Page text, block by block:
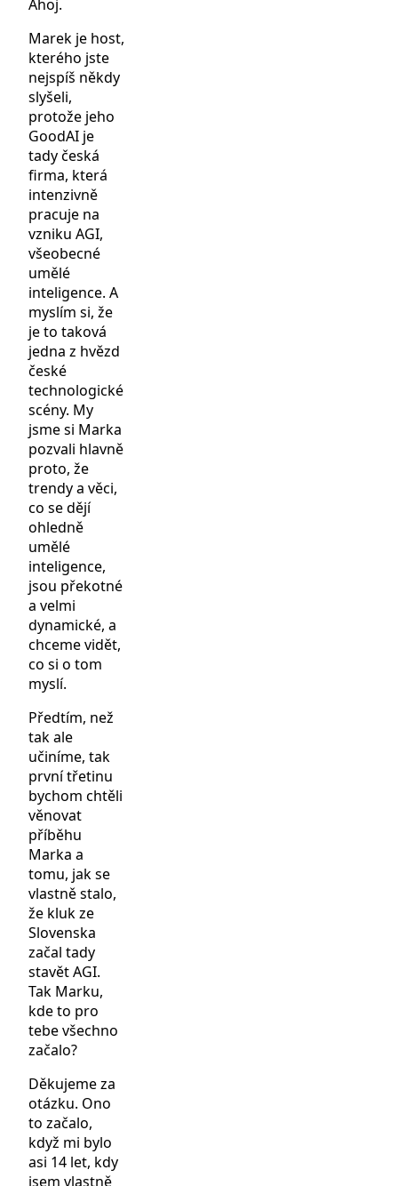
Ahoj.
Marek je host,
kterého jste
nejspíš někdy
slyšeli,
protože jeho
GoodAI je
tady česká
firma, která
intenzivně
pracuje na
vzniku AGI,
všeobecné
umělé
inteligence. A
myslím si, že
je to taková
jedna z hvězd
české
technologické
scény. My
jsme si Marka
pozvali hlavně
proto, že
trendy a věci,
co se dějí
ohledně
umělé
inteligence,
jsou překotné
a velmi
dynamické, a
chceme vidět,
co si o tom
myslí.
Předtím, než
tak ale
učiníme, tak
první třetinu
bychom chtěli
věnovat
příběhu
Marka a
tomu, jak se
vlastně stalo,
že kluk ze
Slovenska
začal tady
stavět AGI.
Tak Marku,
kde to pro
tebe všechno
začalo?
Děkujeme za
otázku. Ono
to začalo,
když mi bylo
asi 14 let, kdy
jsem vlastně